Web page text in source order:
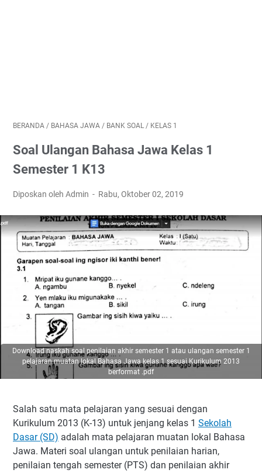
BERANDA / BAHASA JAWA / BANK SOAL / KELAS 1
Soal Ulangan Bahasa Jawa Kelas 1
Semester 1 K13
Diposkan oleh Admin Rabu, Oktober 02, 2019
Download naskah soal penilaian akhir semester 1 atau ulangan semester 1
pelajaran muatan lokal Bahasa Jawa kelas 1 sesuai Kurikulum 2013
berformat .pdf
Salah satu mata pelajaran yang sesuai dengan
Kurikulum 2013 (K-13) untuk jenjang kelas 1 Sekolah
Dasar (SD) adalah mata pelajaran muatan lokal Bahasa
Jawa. Materi soal ulangan untuk penilaian harian,
penilaian tengah semester (PTS) dan penilaian akhir